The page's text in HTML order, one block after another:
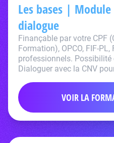
Les bases |
dialogue
Finançable par votre CPF
Formation), OPCO, FIF-
professionnels. Possibilité
Dialoguer avec la CNV
VOIR LA